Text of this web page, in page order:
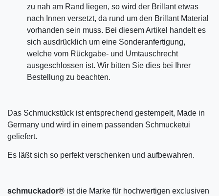
zu nah am Rand liegen, so wird der Brillant etwas
nach Innen versetzt, da rund um den Brillant Material
vorhanden sein muss. Bei diesem Artikel handelt es
sich ausdrücklich um eine Sonderanfertigung,
welche vom Rückgabe- und Umtauschrecht
ausgeschlossen ist. Wir bitten Sie dies bei Ihrer
Bestellung zu beachten.
Das Schmuckstück ist entsprechend gestempelt, Made in
Germany und wird in einem passenden Schmucketui
geliefert.
Es läßt sich so perfekt verschenken und aufbewahren.
schmuckador® ist die Marke für hochwertigen exclusiven